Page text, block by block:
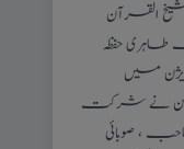
القرآن
حفظہ
میں
نے شرکت
، صوبائی